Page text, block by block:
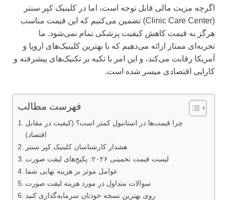
اگرچه مزیت مالی قابل توجه است، اما در کلینیک کیِر سنتر
(Clinic Care Center) تضمین می‌کنیم که این قیمت مناسب
هرگز به قیمت کاهش کیفیت پزشکی تمام نمی‌شود. ما
تجربه‌ای ممتاز ارائه می‌دهیم که با بهترین کلینیک‌های اروپا و
آمریکا رقابت می‌کند، و این امر با تکیه بر تکنیک‌های پیشرفته و
کارایی اقتصادی میسر شده است.
فهرست مطالب
چرا قیمت‌ها در استانبول کمتر است؟ (کیفیت در مقابل
اقتصاد)
هشدار کارشناسان کلینیک کیِر سنتر
لیست قیمت تخمینی ۲۰۲۶: پکیج‌های لیفت صورت
عوامل موثر بر هزینه نهایی شما
سوالات متداول در مورد هزینه لیفت صورت
روی بهترین نسخه خودتان سرمایه‌گذاری کنید